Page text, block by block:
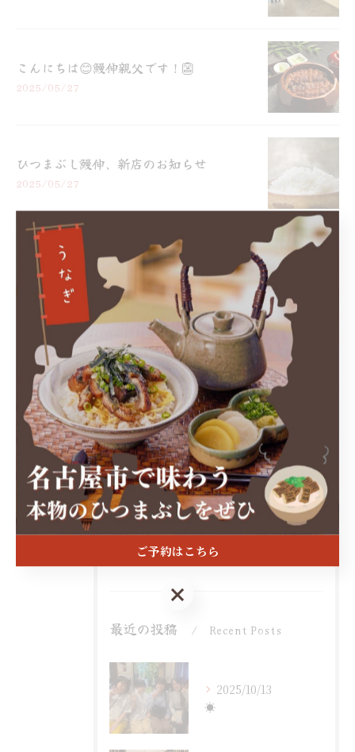
こんにちは😊鰻伸親父です！👺
2025/05/27
ひつまぶし鰻伸、新店のお知らせ
2025/05/27
1 2
カテゴリー Categories
全てのカテゴリー
うなぎ
うな丼
ランチ
ディナー
テイクアウト
お知らせ
最近の投稿 Recent Posts
2025/10/13
☀︎
ご予約はこちら
ご予約はこちら